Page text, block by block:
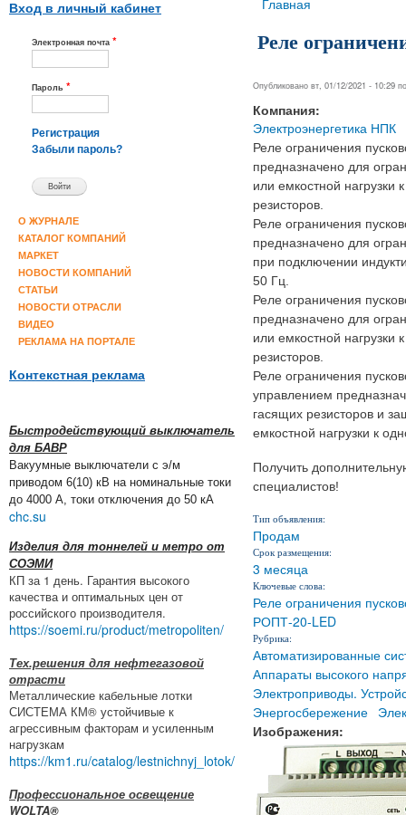
Вход в личный кабинет
Электронная почта *
Пароль *
Регистрация
Забыли пароль?
О ЖУРНАЛЕ
КАТАЛОГ КОМПАНИЙ
МАРКЕТ
НОВОСТИ КОМПАНИЙ
СТАТЬИ
НОВОСТИ ОТРАСЛИ
ВИДЕО
РЕКЛАМА НА ПОРТАЛЕ
Контекстная реклама
Быстродействующий выключатель
для БАВР
Вакуумные выключатели с э/м
приводом 6(10) кВ на номинальные токи
до 4000 А, токи отключения до 50 кА
chc.su
Изделия для тоннелей и метро от
СОЭМИ
КП за 1 день. Гарантия высокого
качества и оптимальных цен от
российского производителя.
https://soemi.ru/product/metropoliten/
Тех.решения для нефтегазовой
отрасти
Металлические кабельные лотки
СИСТЕМА КМ® устойчивые к
агрессивным факторам и усиленным
нагрузкам
https://km1.ru/catalog/lestnichnyj_lotok/
Профессиональное освещение
WOLTA®
Вы здесь
Главная
Реле
Опубликовано вт, 01/12/2021 - 10:29
Компания:
Электроэнергетика НПК
Реле ограничения
предназначено для
или емкостной
резисторов.
Реле ограничения
предназначено для
при подключении
50 Гц.
Реле ограничения
предназначено для
или емкостной
резисторов.
Реле ограничения
управлением
гасящих резисторов и
емкостной нагрузки к
Получить
специалистов!
Тип объявления:
Продам
Срок размещения:
3 месяца
Ключевые слова:
Реле ограничения
РОПТ-20-LED
Рубрика:
Автоматизированные
Аппараты высокого
Электроприводы.
Энергосбережение
Изображения: